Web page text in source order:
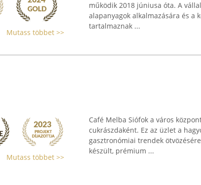
Mutass többet >>
működik 2018 júniusa óta. A
alapanyagok alkalmazására és a
tartalmaznak ...
Mutass többet >>
Café Melba Siófok a város
cukrászdaként. Ez az üzlet a
gasztronómiai trendek
készült, prémium ...